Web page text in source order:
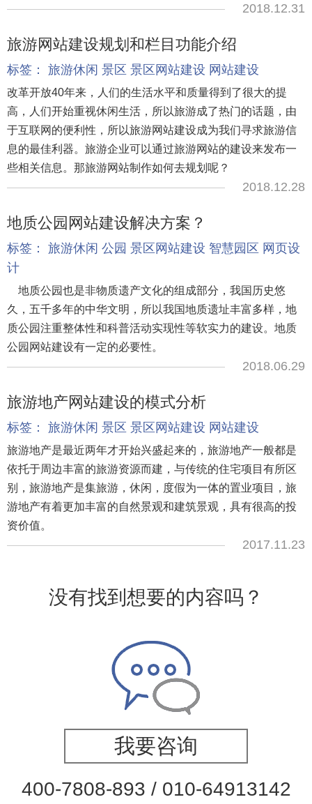
2018.12.31
旅游网站建设规划和栏目功能介绍
标签： 旅游休闲 景区 景区网站建设 网站建设
改革开放40年来，人们的生活水平和质量得到了很大的提
高，人们开始重视休闲生活，所以旅游成了热门的话题，由
于互联网的便利性，所以旅游网站建设成为我们寻求旅游信
息的最佳利器。旅游企业可以通过旅游网站的建设来发布一
些相关信息。那旅游网站制作如何去规划呢？
2018.12.28
地质公园网站建设解决方案？
标签： 旅游休闲 公园 景区网站建设 智慧园区 网页设
计
地质公园也是非物质遗产文化的组成部分，我国历史悠
久，五千多年的中华文明，所以我国地质遗址丰富多样，地
质公园注重整体性和科普活动实现性等软实力的建设。地质
公园网站建设有一定的必要性。
2018.06.29
旅游地产网站建设的模式分析
标签： 旅游休闲 景区 景区网站建设 网站建设
旅游地产是最近两年才开始兴盛起来的，旅游地产一般都是
依托于周边丰富的旅游资源而建，与传统的住宅项目有所区
别，旅游地产是集旅游，休闲，度假为一体的置业项目，旅
游地产有着更加丰富的自然景观和建筑景观，具有很高的投
资价值。
2017.11.23
没有找到想要的内容吗？
我要咨询
400-7808-893 / 010-64913142